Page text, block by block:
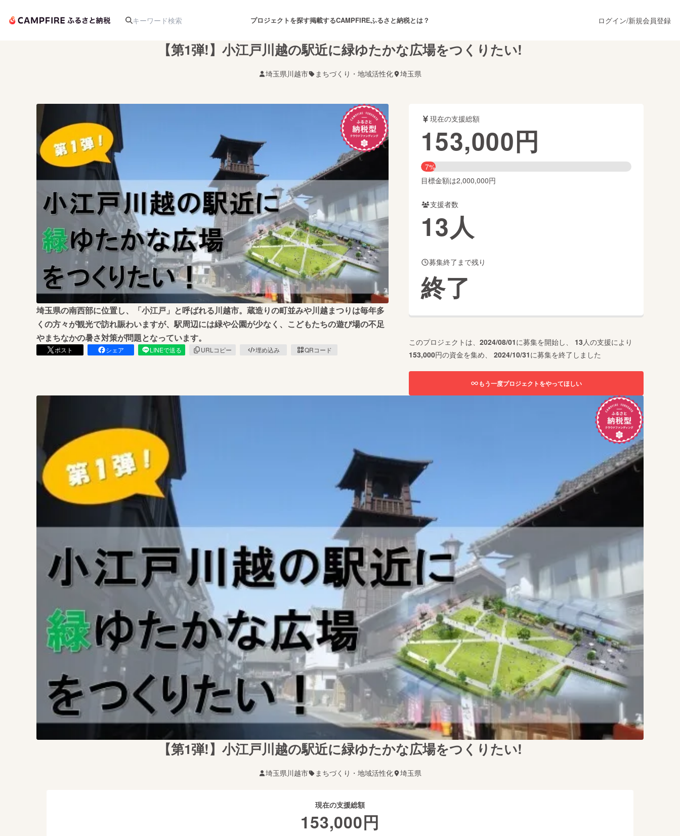
プロジェクトを探す
アート・写真 舞台・パフォーマンス
テクノロジー・ガジェット ゲーム・サービス開発 フード・飲食店 ファッション
映像・映画 書籍・雑誌出版 アニメ・漫画
ビジネス・起業 チャレンジ ビューティー・ヘルスケア
まちづくり・地域活性化
CAMPFIRE for Social GoodCAMPFIRE Creation
CAMPFIREふるさと納税machi-ya コミュニティ
掲載するCAMPFIREふるさと納税とは？ ログイン/新規会員登録
【第1弾!】小江戸川越の駅近に緑ゆたかな広場をつくりたい!
埼玉県川越市 まちづくり・地域活性化 埼玉県
埼玉県の南西部に位置し、「小江戸」と呼ばれる川越市。蔵造りの町並みや川越まつりは毎年多
くの方々が観光で訪れ賑わいますが、駅周辺には緑や公園が少なく、こどもたちの遊び場の不足
やまちなかの暑さ対策が問題となっています。
ポスト シェア LINEで送る URLコピー 埋め込み QRコード
現在の支援総額
153,000円
7%
目標金額は2,000,000円
支援者数
13人
募集終了まで残り
終了
このプロジェクトは、 2024/08/01に募集を開始し、 13人の支援により
153,000円の資金を集め、 2024/10/31に募集を終了しました
もう一度プロジェクトをやってほしい
【第1弾!】小江戸川越の駅近に緑ゆたかな広場をつくりたい!
埼玉県川越市 まちづくり・地域活性化 埼玉県
現在の支援総額
153,000円